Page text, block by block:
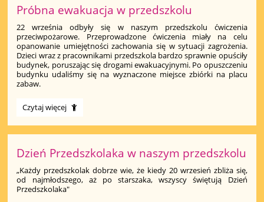
wszyscy
równi":
Próbna ewakuacja w przedszkolu
22 września odbyły się w naszym przedszkolu ćwiczenia
przeciwpożarowe. Przeprowadzone ćwiczenia miały na celu
opanowanie umiejętności zachowania się w sytuacji zagrożenia.
Dzieci wraz z pracownikami przedszkola bardzo sprawnie opuściły
budynek, poruszając się drogami ewakuacyjnymi. Po opuszczeniu
budynku udaliśmy się na wyznaczone miejsce zbiórki na placu
zabaw.
Próbna
w
Czytaj więcej
Dzień Przedszkolaka w naszym przedszkolu
„Każdy przedszkolak dobrze wie, że kiedy 20 wrzesień zbliża się,
od najmłodszego, aż po starszaka, wszyscy świętują Dzień
Przedszkolaka"